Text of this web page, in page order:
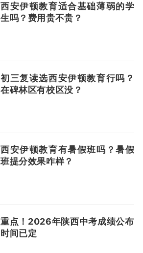
西安伊顿教育适合基础薄弱的学
生吗？费用贵不贵？
初三复读选西安伊顿教育行吗？
在碑林区有校区没？
西安伊顿教育有暑假班吗？暑假
班提分效果咋样？
重点！2026年陕西中考成绩公布
时间已定